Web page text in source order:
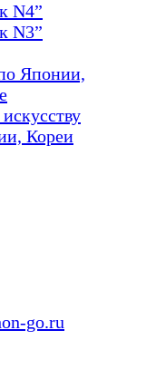
N4”
N3”
Японии,
Кореи
go.ru